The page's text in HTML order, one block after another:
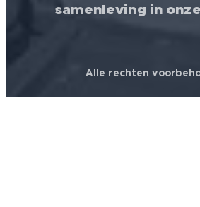
samenleving in
Alle rechten